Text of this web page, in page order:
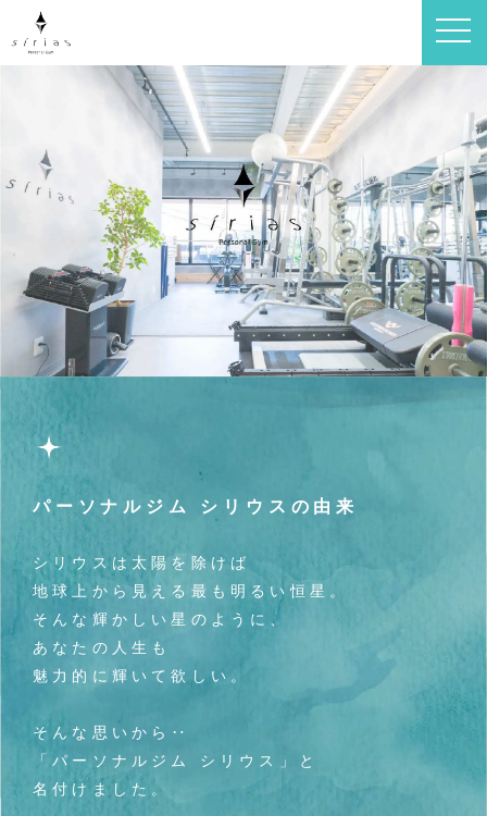
パーソナルジム シリウスの由来
シリウスは太陽を除けば
地球上から見える最も明るい恒星。
そんな輝かしい星のように、
あなたの人生も
魅力的に輝いて欲しい。
そんな思いから‥
「パーソナルジム シリウス」と
名付けました。